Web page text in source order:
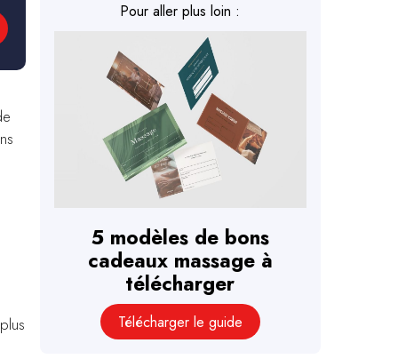
Pour aller plus loin :
5 modèles de bons
cadeaux massage à
télécharger
Télécharger le guide